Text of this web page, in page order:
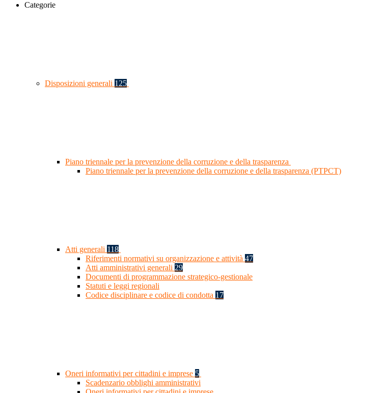
Categorie
Disposizioni generali 125
Piano triennale per la prevenzione della corruzione e della trasparenza
Piano triennale per la prevenzione della corruzione e della trasparenza (PTPCT)
Atti generali 118
Riferimenti normativi su organizzazione e attività 47
Atti amministrativi generali 29
Documenti di programmazione strategico-gestionale
Statuti e leggi regionali
Codice disciplinare e codice di condotta 17
Oneri informativi per cittadini e imprese 5
Scadenzario obblighi amministrativi